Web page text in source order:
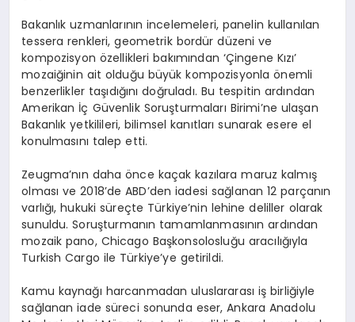
Bakanlık uzmanlarının incelemeleri, panelin kullanılan
tessera renkleri, geometrik bordür düzeni ve
kompozisyon özellikleri bakımından ‘Çingene Kızı’
mozaiğinin ait olduğu büyük kompozisyonla önemli
benzerlikler taşıdığını doğruladı. Bu tespitin ardından
Amerikan İç Güvenlik Soruşturmaları Birimi’ne ulaşan
Bakanlık yetkilileri, bilimsel kanıtları sunarak esere el
konulmasını talep etti.
Zeugma’nın daha önce kaçak kazılara maruz kalmış
olması ve 2018’de ABD’den iadesi sağlanan 12 parçanın
varlığı, hukuki süreçte Türkiye’nin lehine deliller olarak
sunuldu. Soruşturmanın tamamlanmasının ardından
mozaik pano, Chicago Başkonsolosluğu aracılığıyla
Turkish Cargo ile Türkiye’ye getirildi.
Kamu kaynağı harcanmadan uluslararası iş birliğiyle
sağlanan iade süreci sonunda eser, Ankara Anadolu